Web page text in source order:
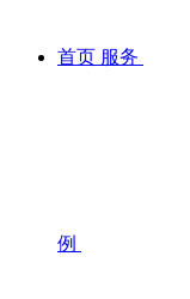
首页 服务
例